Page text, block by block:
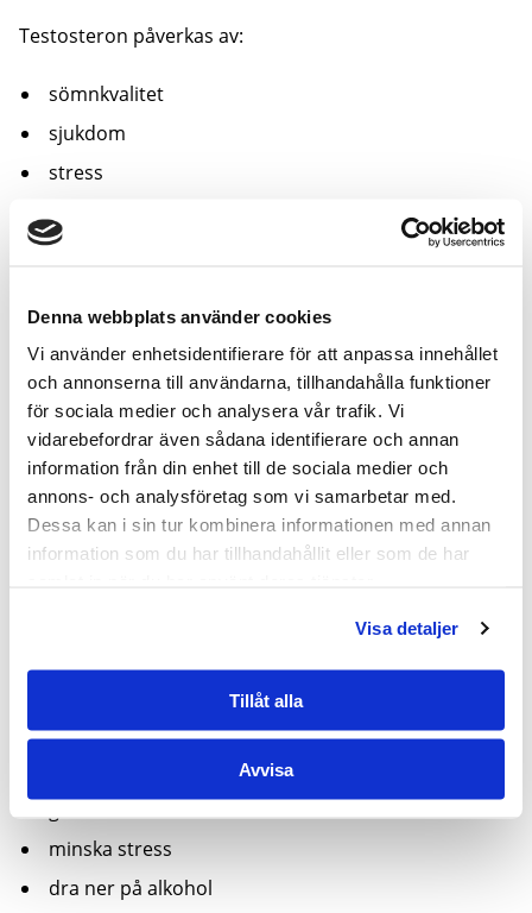
Denna webbplats använder cookies
Vi använder enhetsidentifierare för att anpassa innehållet
och annonserna till användarna, tillhandahålla funktioner
för sociala medier och analysera vår trafik. Vi
vidarebefordrar även sådana identifierare och annan
information från din enhet till de sociala medier och
annons- och analysföretag som vi samarbetar med.
Dessa kan i sin tur kombinera informationen med annan
information som du har tillhandahållit eller som de har
Visa detaljer
Tillåt alla
Avvisa
Testosteron påverkas av:
sömnkvalitet
sjukdom
stress
alkohol
Två morgonmätningar med 2–4 veckors mellanrum
ger bättre underlag.
Vad gör du med informationen?
1. Allt är bra
Normal nivå + inga symtom → fortsätt som vanligt.
Börja med livsstilsåtgärder:
prioritera sömn
minska stress
dra ner på alkohol